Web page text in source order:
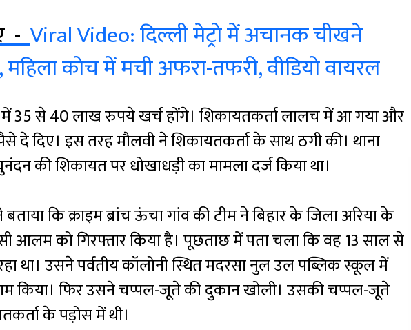
-Viral Video: दिल्ली मेट्रो में अचानक चीखने
महिला कोच में मची अफरा-तफरी, वीडियो वायरल
35 से 40 लाख रुपये खर्च होंगे। शिकायतकर्ता लालच में आ गया और
दे दिए। इस तरह मौलवी ने शिकायतकर्ता के साथ ठगी की। थाना
की शिकायत पर धोखाधड़ी का मामला दर्ज किया था।
कि क्राइम ब्रांच ऊंचा गांव की टीम ने बिहार के जिला अरिया के
आलम को गिरफ्तार किया है। पूछताछ में पता चला कि वह 13 साल से
था। उसने पर्वतीय कॉलोनी स्थित मदरसा नुल उल पब्लिक स्कूल में
फिर उसने चप्पल-जूते की दुकान खोली। उसकी चप्पल-जूते
के पड़ोस में थी।